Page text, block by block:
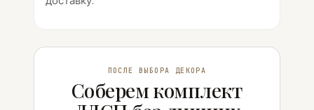
ПОСЛЕ ВЫБОРА ДЕКОРА
Соберем комплект